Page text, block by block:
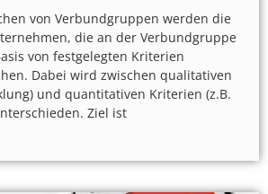
von Verbundgruppen werden die
die an der Verbundgruppe
von festgelegten Kriterien
Dabei wird zwischen qualitativen
und quantitativen Kriterien (z.B.
Ziel ist